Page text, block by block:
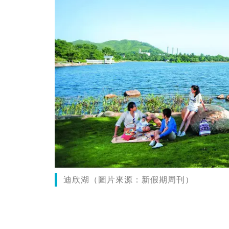
迪欣湖（圖片來源：新假期周刊）